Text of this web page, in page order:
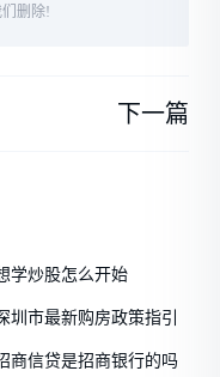
删除!
下一篇
学炒股怎么开始
圳市最新购房政策指引
商信贷是招商银行的吗